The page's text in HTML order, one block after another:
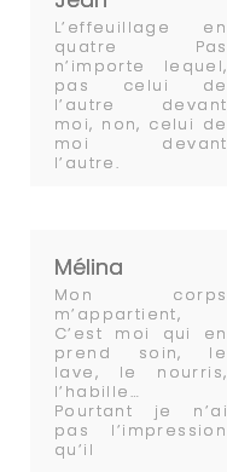
L’effeuillage en
quatre Pas
n’importe lequel,
pas celui de
l’autre devant
moi, non, celui de
moi devant
l’autre.
Mélina
Mon corps
m’appartient,
C’est moi qui en
prend soin, le
lave, le nourris,
l’habille…
Pourtant je n’ai
pas l’impression
qu’il